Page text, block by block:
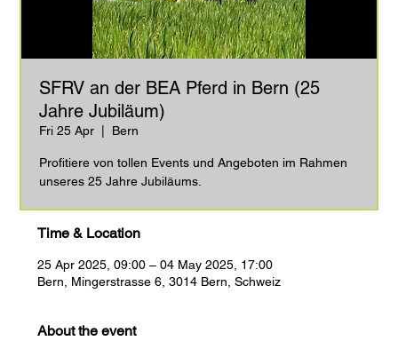
SFRV an der BEA Pferd in Bern (25
Jahre Jubiläum)
Fri 25 Apr
  |
Bern
Profitiere von tollen Events und Angeboten im Rahmen
Time & Location
25 Apr 2025, 09:00 – 04 May 2025, 17:00
Bern, Mingerstrasse 6, 3014 Bern, Schweiz
About the event